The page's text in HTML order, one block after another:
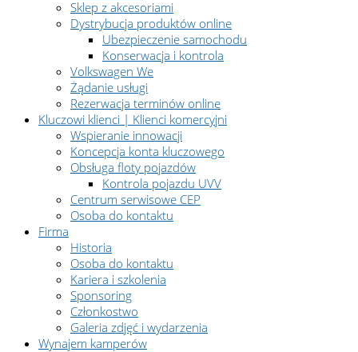
Sklep z akcesoriami
Dystrybucja produktów online
Ubezpieczenie samochodu
Konserwacja i kontrola
Volkswagen We
Żądanie usługi
Rezerwacja terminów online
Kluczowi klienci | Klienci komercyjni
Wspieranie innowacji
Koncepcja konta kluczowego
Obsługa floty pojazdów
Kontrola pojazdu UVV
Centrum serwisowe CEP
Osoba do kontaktu
Firma
Historia
Osoba do kontaktu
Kariera i szkolenia
Sponsoring
Członkostwo
Galeria zdjęć i wydarzenia
Wynajem kamperów